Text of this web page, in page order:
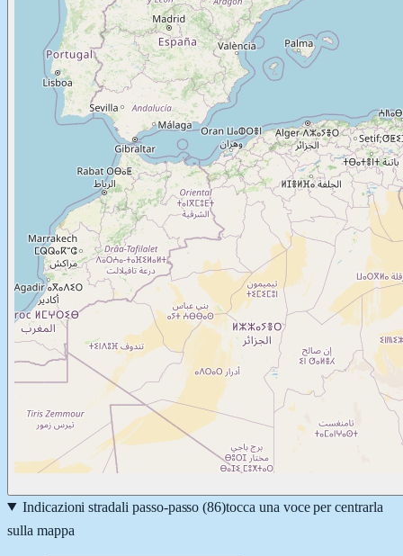
Indicazioni stradali passo-passo (86)tocca una voce per centrarla
sulla mappa